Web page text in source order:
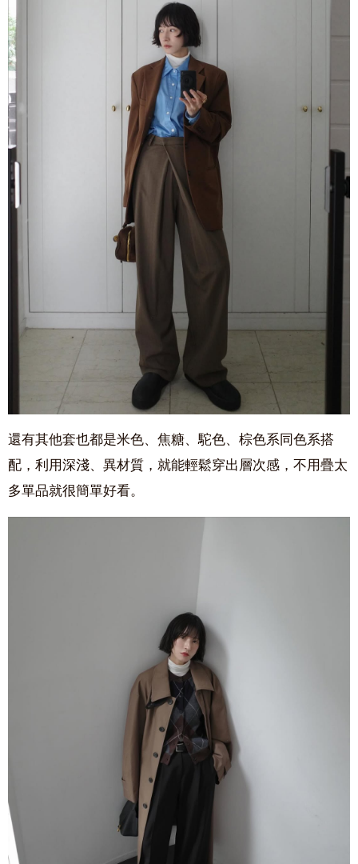
還有其他套也都是米色、焦糖、駝色、棕色系同色系搭
配，利用深淺、異材質，就能輕鬆穿出層次感，不用疊太
多單品就很簡單好看。